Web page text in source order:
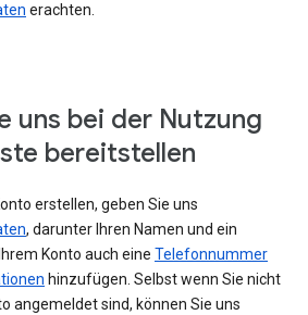
erachten.
uns bei der Nutzung
bereitstellen
erstellen, geben Sie uns
, darunter Ihren Namen und ein
Konto auch eine Telefonnummer
hinzufügen. Selbst wenn Sie nicht
angemeldet sind, können Sie uns